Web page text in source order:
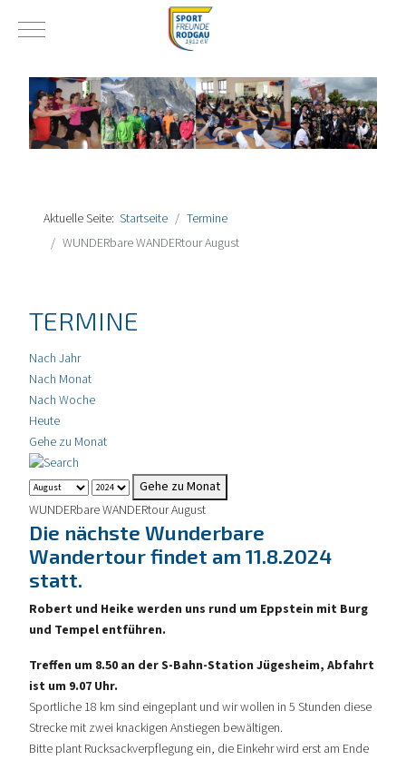
Mobile Menu Toggle
Aktuelle Seite: Startseite
Termine
WUNDERbare WANDERtour August
TERMINE
Nach Jahr
Nach Monat
Nach Woche
Heute
Gehe zu Monat
Gehe zu Monat
WUNDERbare WANDERtour August
Die nächste Wunderbare
Wandertour findet am 11.8.2024
statt.
Robert und Heike werden uns rund um Eppstein mit Burg
und Tempel entführen.
Treffen um 8.50 an der S-Bahn-Station Jügesheim, Abfahrt
ist um 9.07 Uhr.
Sportliche 18 km sind eingeplant und wir wollen in 5 Stunden diese
Strecke mit zwei knackigen Anstiegen bewältigen.
Bitte plant Rucksackverpflegung ein, die Einkehr wird erst am Ende